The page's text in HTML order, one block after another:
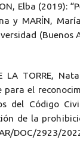
Elba (2019):
y MARÍN,
(Buenos
LA TORRE,
para el
del Código
de la
DOC/2923/